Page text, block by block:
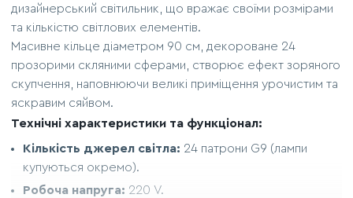
дизайнерський світильник, що вражає своїми розмірами
та кількістю світлових елементів.
Масивне кільце діаметром 90 см, декороване 24
прозорими скляними сферами, створює ефект зоряного
скупчення, наповнюючи великі приміщення урочистим та
яскравим сяйвом.
Технічні характеристики та функціонал:
Кількість джерел світла: 24 патрони G9 (лампи
купуються окремо).
Робоча напруга: 220 V.